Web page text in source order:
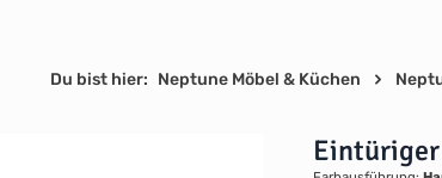
Du bist hier: Neptune Möbel & Küchen
Eintüriger